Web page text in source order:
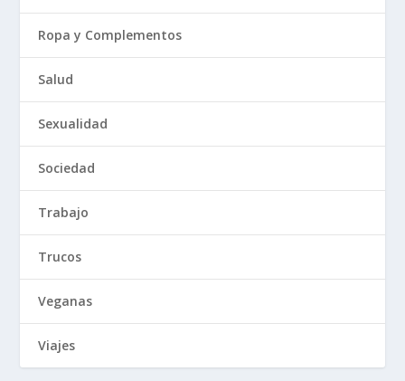
Ropa y Complementos
Salud
Sexualidad
Sociedad
Trabajo
Trucos
Veganas
Viajes